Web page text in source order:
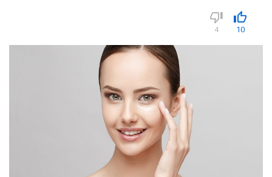
10
4